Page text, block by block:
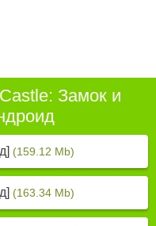
Замок и
(159.12 Mb)
(163.34 Mb)